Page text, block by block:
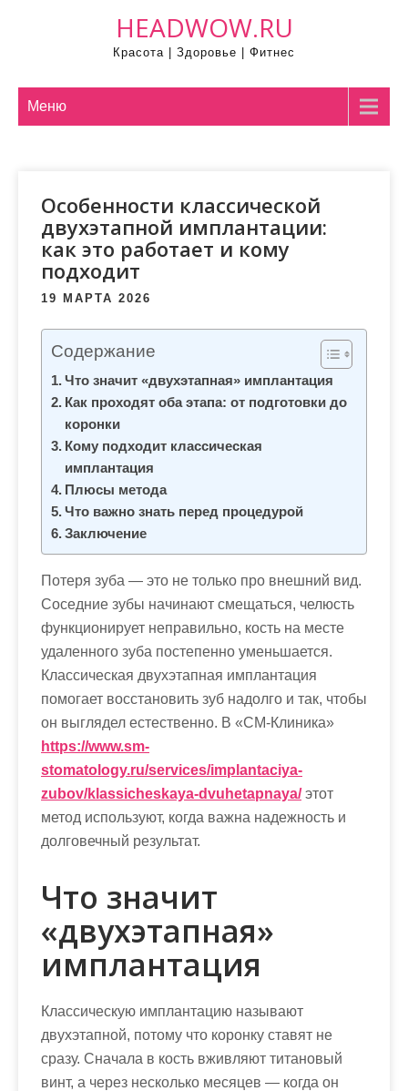
HEADWOW.RU
Красота | Здоровье | Фитнес
Меню
Особенности классической
двухэтапной имплантации:
как это работает и кому
подходит
19 МАРТА 2026
Содержание
Что значит «двухэтапная» имплантация
Как проходят оба этапа: от подготовки до
коронки
Кому подходит классическая
имплантация
Плюсы метода
Что важно знать перед процедурой
Заключение
Потеря зуба — это не только про внешний вид.
Соседние зубы начинают смещаться, челюсть
функционирует неправильно, кость на месте
удаленного зуба постепенно уменьшается.
Классическая двухэтапная имплантация
помогает восстановить зуб надолго и так, чтобы
он выглядел естественно. В «СМ-Клиника»
https://www.sm-
stomatology.ru/services/implantaciya-
zubov/klassicheskaya-dvuhetapnaya/этот
метод используют, когда важна надежность и
долговечный результат.
Что значит
«двухэтапная»
имплантация
Классическую имплантацию называют
двухэтапной, потому что коронку ставят не
сразу. Сначала в кость вживляют титановый
винт, а через несколько месяцев — когда он